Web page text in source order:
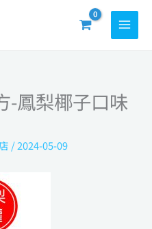
-鳳梨椰子口味
/2024-05-09